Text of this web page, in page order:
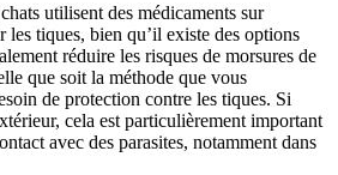
utilisent des médicaments sur
les tiques, bien qu’il existe des options
réduire les risques de morsures de
que soit la méthode que vous
de protection contre les tiques. Si
cela est particulièrement important
avec des parasites, notamment dans